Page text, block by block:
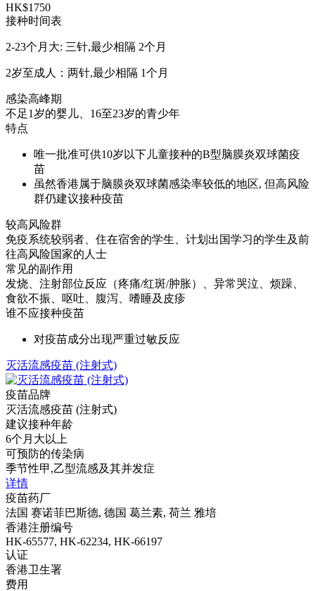
HK$1750
接种时间表
2-23个月大: 三针,最少相隔 2个月
2岁至成人：两针,最少相隔 1个月
感染高峰期
不足1岁的婴儿、16至23岁的青少年
特点
唯一批准可供10岁以下儿童接种的B型脑膜炎双球菌疫
苗
虽然香港属于脑膜炎双球菌感染率较低的地区, 但高风险
群仍建议接种疫苗
较高风险群
免疫系统较弱者、住在宿舍的学生、计划出国学习的学生及前
往高风险国家的人士
常见的副作用
发烧、注射部位反应（疼痛/红斑/肿胀）、异常哭泣、烦躁、
食欲不振、呕吐、腹泻、嗜睡及皮疹
谁不应接种疫苗
对疫苗成分出现严重过敏反应
灭活流感疫苗 (注射式)
疫苗品牌
灭活流感疫苗 (注射式)
建议接种年龄
6个月大以上
可预防的传染病
季节性甲,乙型流感及其并发症
详情
疫苗药厂
法国 赛诺菲巴斯德, 德国 葛兰素, 荷兰 雅培
香港注册编号
HK-65577, HK-62234, HK-66197
认证
香港卫生署
费用